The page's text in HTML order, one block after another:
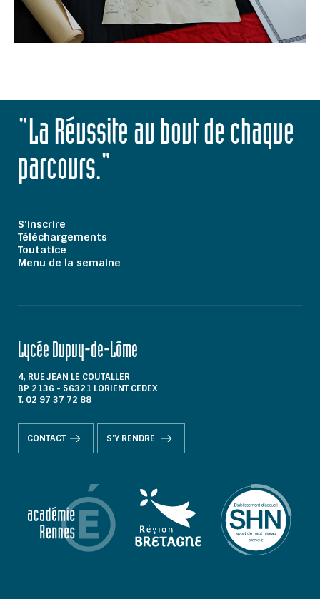
"La Réussite au bout de chaque
parcours."
S'inscrire
Téléchargements
Toutatice
Menu de la semaine
Lycée Dupuy-de-Lôme
4, RUE JEAN LE COUTALLER
BP 2136 - 56321 LORIENT CEDEX
T. 02 97 37 72 88
CONTACT S'Y RENDRE